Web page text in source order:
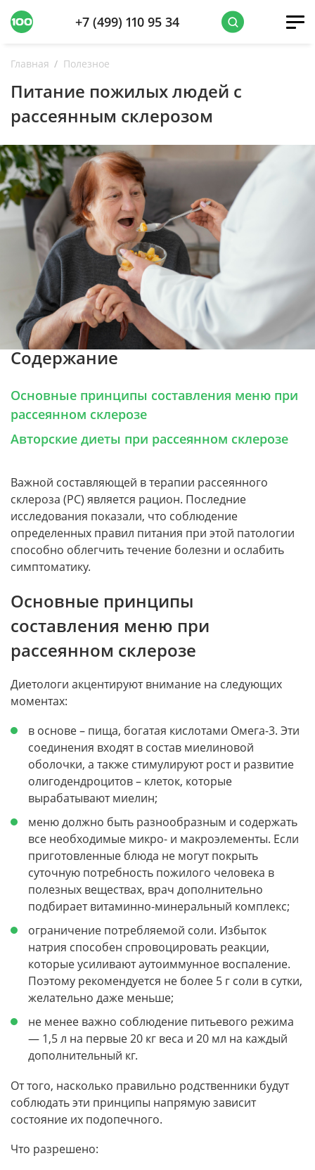
+7 (499) 110 95 34
Главная Полезное
Питание пожилых людей с
рассеянным склерозом
Содержание
Основные принципы составления меню при
рассеянном склерозе
Авторские диеты при рассеянном склерозе
Важной составляющей в терапии рассеянного
склероза (РС) является рацион. Последние
исследования показали, что соблюдение
определенных правил питания при этой патологии
способно облегчить течение болезни и ослабить
симптоматику.
Основные принципы
составления меню при
рассеянном склерозе
Диетологи акцентируют внимание на следующих
моментах:
в основе – пища, богатая кислотами Омега-3. Эти
соединения входят в состав миелиновой
оболочки, а также стимулируют рост и развитие
олигодендроцитов – клеток, которые
вырабатывают миелин;
меню должно быть разнообразным и содержать
все необходимые микро- и макроэлементы. Если
приготовленные блюда не могут покрыть
суточную потребность пожилого человека в
полезных веществах, врач дополнительно
подбирает витаминно-минеральный комплекс;
ограничение потребляемой соли. Избыток
натрия способен спровоцировать реакции,
которые усиливают аутоиммунное воспаление.
Поэтому рекомендуется не более 5 г соли в сутки,
желательно даже меньше;
не менее важно соблюдение питьевого режима
— 1,5 л на первые 20 кг веса и 20 мл на каждый
дополнительный кг.
От того, насколько правильно родственники будут
соблюдать эти принципы напрямую зависит
состояние их подопечного.
Что разрешено: